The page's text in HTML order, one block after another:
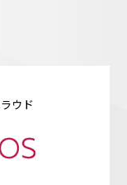
ウド